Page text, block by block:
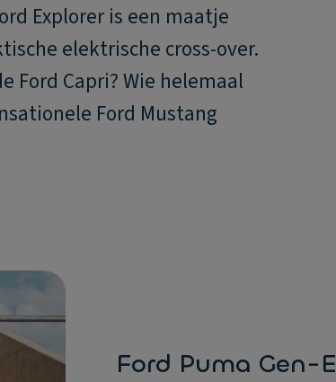
Explorer is een maatje
elektrische cross-over.
Ford Capri? Wie helemaal
Ford Mustang
Ford Puma Gen-E